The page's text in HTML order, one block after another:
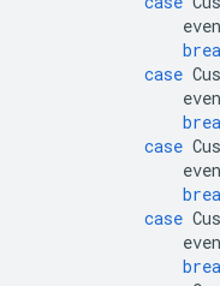
case
case
case